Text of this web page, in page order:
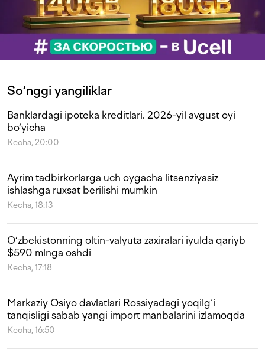
So‘nggi yangiliklar
Banklardagi ipoteka kreditlari. 2026-yil avgust oyi
bo‘yicha
Kecha, 20:00
Ayrim tadbirkorlarga uch oygacha litsenziyasiz
ishlashga ruxsat berilishi mumkin
Kecha, 18:13
O‘zbekistonning oltin-valyuta zaxiralari iyulda qariyb
$590 mlnga oshdi
Kecha, 17:18
Markaziy Osiyo davlatlari Rossiyadagi yoqilg‘i
tanqisligi sabab yangi import manbalarini izlamoqda
Kecha, 16:50